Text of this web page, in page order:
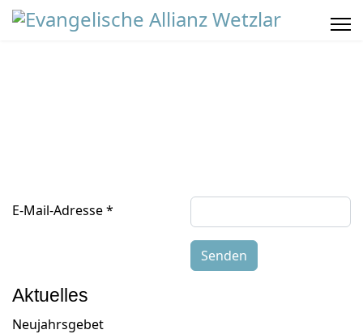
sind
Kontakt
E-Mail-Adresse*
Senden
Aktuelles
Neujahrsgebet